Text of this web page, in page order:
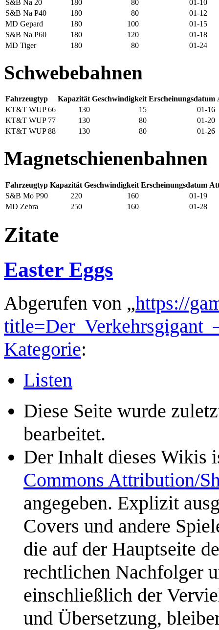
S&B Na 20 180 80
01-10
S&B Na P40
180 80
01-12
MD Gepard
180 100
01-15
S&B Na P60
180 120
01-18
MD Tiger
180 80 01-24
Schwebebahnen
Fahrzeugtyp Kapazität Geschwindigkeit Erscheinungsdatum
KT&T WUP 66
130 15
01-16
KT&T WUP 77
130 80
01-20
KT&T WUP 88
130 80 01-26
Magnetschienenbahnen
Fahrzeugtyp Kapazität Geschwindigkeit Erscheinungsdatum
S&B Mo P90
220 160
01-19
MD Zebra
250 160 01-28
Zitate
Easter Eggs
Abgerufen von „https://
Kategorie:
Listen
Diese Seite wurde
bearbeitet.
Der Inhalt dieses Wikis
Commons Attribution/
angegeben. Explizit
Covers und andere
die auf der Hauptseite
rechtlichen Nachfolger
einschließlich der
und Übersetzung,